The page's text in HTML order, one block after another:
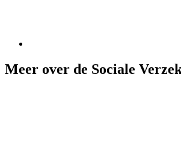
Meer over de Sociale